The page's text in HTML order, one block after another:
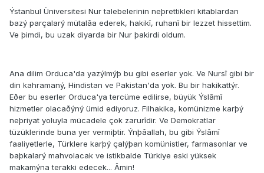
Ýstanbul Üniversitesi Nur talebelerinin neþrettikleri kitablardan
bazý parçalarý mütalâa ederek, hakikî, ruhanî bir lezzet hissettim.
Ve þimdi, bu uzak diyarda bir Nur þakirdi oldum.
Ana dilim Orduca'da yazýlmýþ bu gibi eserler yok. Ve Nursî gibi bir
din kahramaný, Hindistan ve Pakistan'da yok. Bu bir hakikattýr.
Eðer bu eserler Orduca'ya tercüme edilirse, büyük Ýslâmî
hizmetler olacaðýný ümid ediyoruz. Filhakika, komünizme karþý
neþriyat yoluyla mücadele çok zarurîdir. Ve Demokratlar
tüzüklerinde buna yer vermiþtir. Ýnþâallah, bu gibi Ýslâmî
faaliyetlerle, Türklere karþý çalýþan komünistler, farmasonlar ve
baþkalarý mahvolacak ve istikbalde Türkiye eski yüksek
makamýna terakki edecek... Âmin!